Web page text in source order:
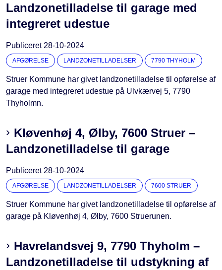
Landzonetilladelse til garage med
integreret udestue
Publiceret 28-10-2024
AFGØRELSE LANDZONETILLADELSER 7790 THYHOLM
Struer Kommune har givet landzonetilladelse til opførelse af
garage med integreret udestue på Ulvkærvej 5, 7790
Thyholmn.
Kløvenhøj 4, Ølby, 7600 Struer –
Landzonetilladelse til garage
Publiceret 28-10-2024
AFGØRELSE LANDZONETILLADELSER 7600 STRUER
Struer Kommune har givet landzonetilladelse til opførelse af
garage på Kløvenhøj 4, Ølby, 7600 Struerunen.
Havrelandsvej 9, 7790 Thyholm –
Landzonetilladelse til udstykning af